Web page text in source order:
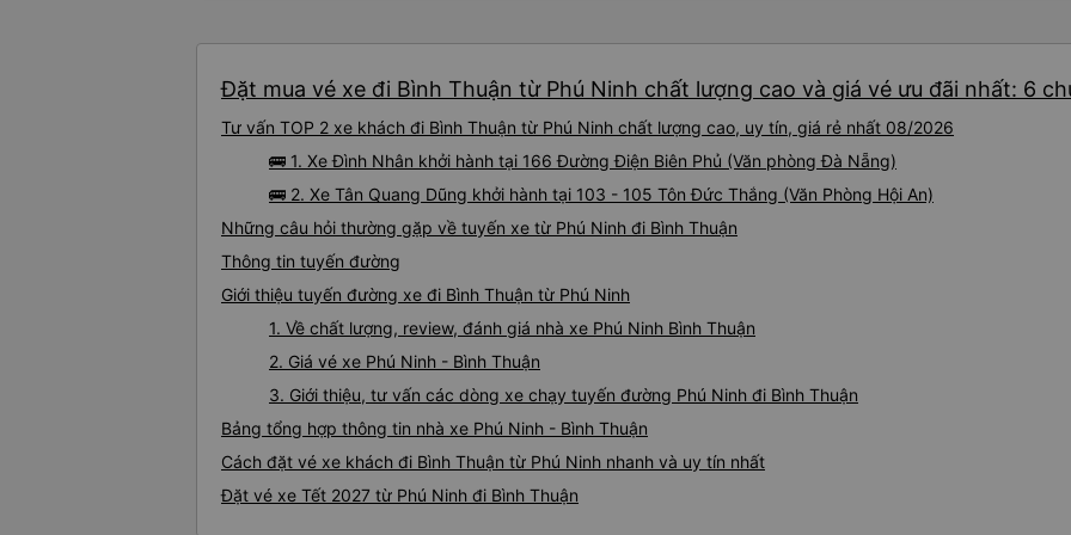
chuyển đến văn phòng
nhựa ở khoang chứa hàng).
cao 178cm và chỗ ngồi cực
thẳng giấc từ 11 giờ đêm
toàn (xem ảnh) - Ghế của
Đặt mua vé xe đi Bình Thuận từ Phú Ninh chất lượng cao và giá vé ưu đãi nhất: 6
Tư vấn TOP 2 xe khách đi Bình Thuận từ Phú Ninh chất lượng cao, uy tín, giá rẻ nhất 08/2026
🚌 1. Xe Đình Nhân khởi hành tại 166 Đường Điện Biên Phủ (Văn phòng Đà Nẵng)
🚌 2. Xe Tân Quang Dũng khởi hành tại 103 - 105 Tôn Đức Thắng (Văn Phòng Hội An)
Những câu hỏi thường gặp về tuyến xe từ Phú Ninh đi Bình Thuận
Thông tin tuyến đường
Giới thiệu tuyến đường xe đi Bình Thuận từ Phú Ninh
1. Về chất lượng, review, đánh giá nhà xe Phú Ninh Bình Thuận
2. Giá vé xe Phú Ninh - Bình Thuận
3. Giới thiệu, tư vấn các dòng xe chạy tuyến đường Phú Ninh đi Bình Thuận
Bảng tổng hợp thông tin nhà xe Phú Ninh - Bình Thuận
Cách đặt vé xe khách đi Bình Thuận từ Phú Ninh nhanh và uy tín nhất
Đặt vé xe Tết 2027 từ Phú Ninh đi Bình Thuận